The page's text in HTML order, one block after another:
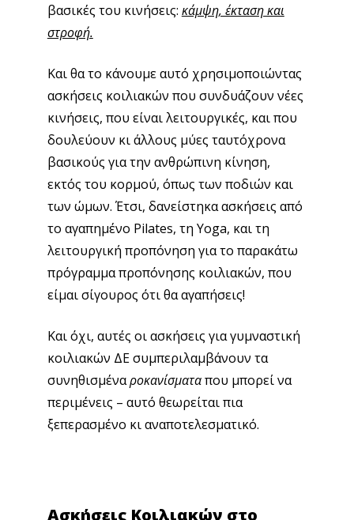
βασικές του κινήσεις: κάμψη, έκταση και
στροφή.
Και θα το κάνουμε αυτό χρησιμοποιώντας
ασκήσεις κοιλιακών που συνδυάζουν νέες
κινήσεις, που είναι λειτουργικές, και που
δουλεύουν κι άλλους μύες ταυτόχρονα
βασικούς για την ανθρώπινη κίνηση,
εκτός του κορμού, όπως των ποδιών και
των ώμων. Έτσι, δανείστηκα ασκήσεις από
το αγαπημένο Pilates, τη Yoga, και τη
λειτουργική προπόνηση για το παρακάτω
πρόγραμμα προπόνησης κοιλιακών, που
είμαι σίγουρος ότι θα αγαπήσεις!
Και όχι, αυτές οι ασκήσεις για γυμναστική
κοιλιακών ΔΕ συμπεριλαμβάνουν τα
συνηθισμέναροκανίσματαπου μπορεί να
περιμένεις – αυτό θεωρείται πια
ξεπερασμένο κι αναποτελεσματικό.
Ασκήσεις Κοιλιακών στο